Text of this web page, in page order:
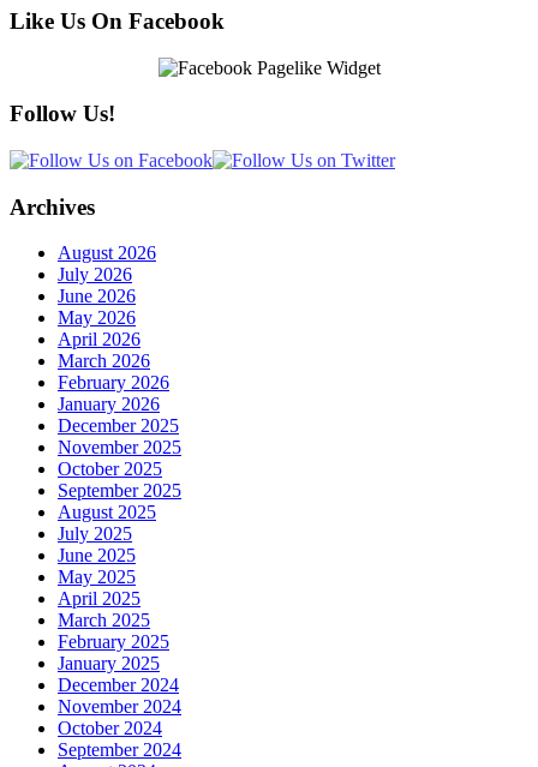
Like Us On Facebook
Follow Us!
Archives
August 2026
July 2026
June 2026
May 2026
April 2026
March 2026
February 2026
January 2026
December 2025
November 2025
October 2025
September 2025
August 2025
July 2025
June 2025
May 2025
April 2025
March 2025
February 2025
January 2025
December 2024
November 2024
October 2024
September 2024